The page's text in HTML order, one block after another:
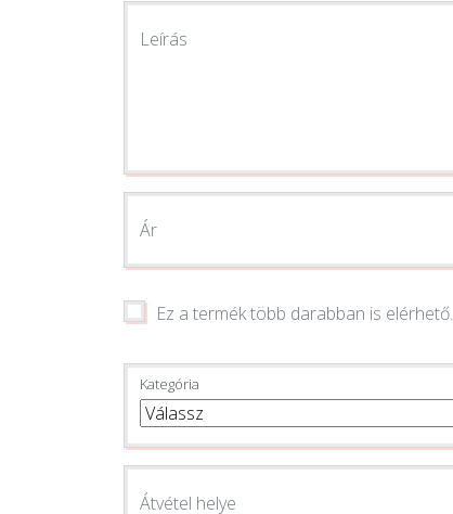
Leírás
Ár
Ez a termék több darabban is elérhető.
Kategória
Átvétel helye